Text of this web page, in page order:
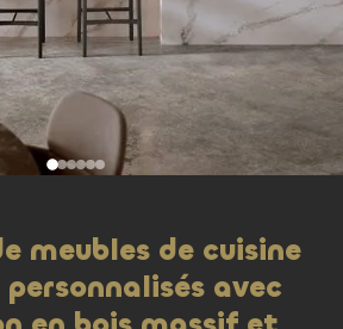
meubles de cuisine
avec